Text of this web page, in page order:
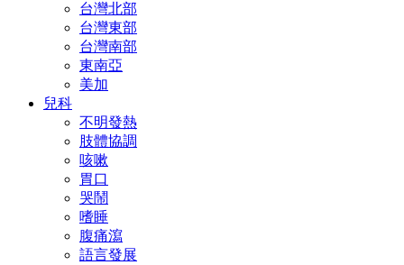
台灣北部
台灣東部
台灣南部
東南亞
美加
兒科
不明發熱
肢體協調
咳嗽
胃口
哭鬧
嗜睡
腹痛瀉
語言發展